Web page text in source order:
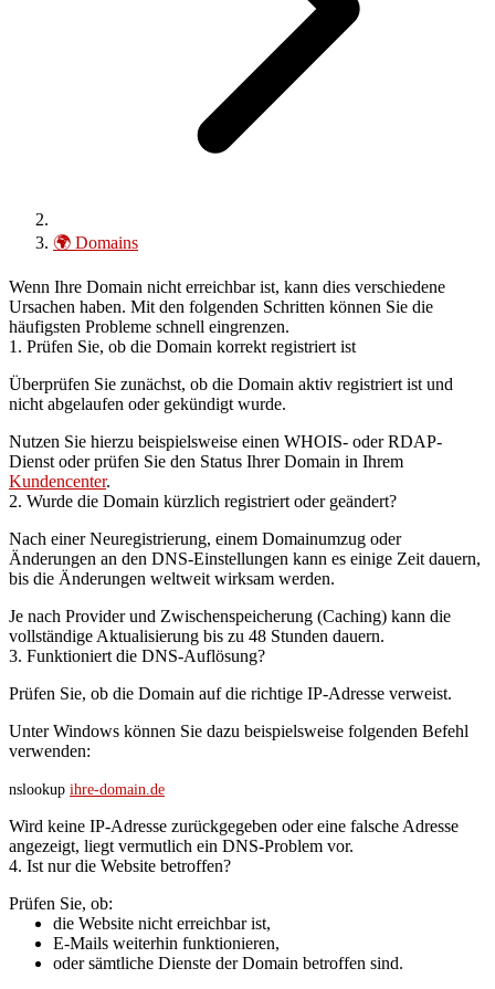
🌍 Domains
Wenn Ihre Domain nicht erreichbar ist, kann dies verschiedene
Ursachen haben. Mit den folgenden Schritten können Sie die
häufigsten Probleme schnell eingrenzen.
1. Prüfen Sie, ob die Domain korrekt registriert ist
Überprüfen Sie zunächst, ob die Domain aktiv registriert ist und
nicht abgelaufen oder gekündigt wurde.
Nutzen Sie hierzu beispielsweise einen WHOIS- oder RDAP-
Dienst oder prüfen Sie den Status Ihrer Domain in Ihrem
Kundencenter.
2. Wurde die Domain kürzlich registriert oder geändert?
Nach einer Neuregistrierung, einem Domainumzug oder
Änderungen an den DNS-Einstellungen kann es einige Zeit dauern,
bis die Änderungen weltweit wirksam werden.
Je nach Provider und Zwischenspeicherung (Caching) kann die
vollständige Aktualisierung bis zu 48 Stunden dauern.
3. Funktioniert die DNS-Auflösung?
Prüfen Sie, ob die Domain auf die richtige IP-Adresse verweist.
Unter Windows können Sie dazu beispielsweise folgenden Befehl
verwenden:
nslookup ihre-domain.de
Wird keine IP-Adresse zurückgegeben oder eine falsche Adresse
angezeigt, liegt vermutlich ein DNS-Problem vor.
4. Ist nur die Website betroffen?
Prüfen Sie, ob:
die Website nicht erreichbar ist,
E-Mails weiterhin funktionieren,
oder sämtliche Dienste der Domain betroffen sind.